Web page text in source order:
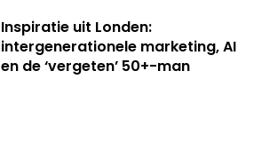
Inspiratie uit Londen:
intergenerationele marketing, AI
en de ‘vergeten’ 50+-man